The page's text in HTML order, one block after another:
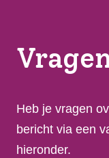
Heb je vragen
bericht via een
hieronder.